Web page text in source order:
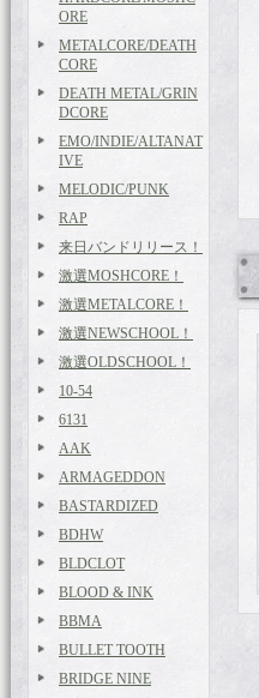
ORE
METALCORE/DEATH
CORE
DEATH METAL/GRIN
DCORE
EMO/INDIE/ALTANAT
IVE
MELODIC/PUNK
RAP
来日バンドリリース！
激選MOSHCORE！
激選METALCORE！
激選NEWSCHOOL！
激選OLDSCHOOL！
10-54
6131
AAK
ARMAGEDDON
BASTARDIZED
BDHW
BLDCLOT
BLOOD & INK
BBMA
BULLET TOOTH
BRIDGE NINE